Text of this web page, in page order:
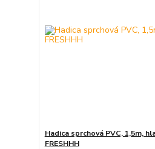
Hadica sprchová PVC, 1,5m,
FRESHHH